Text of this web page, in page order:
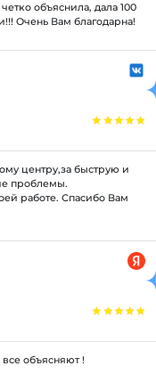
объяснила, дала 100
Очень Вам благодарна!
центру,за быструю и
проблемы.
работе. Спасибо Вам
объясняют !